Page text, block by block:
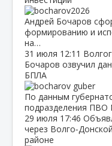
Андрей Бочаров
формированию и
на…
31 июля 12:11
Бочаров озвучил
БПЛА
По данным
подразделения
29 июля 17:46
через
районе